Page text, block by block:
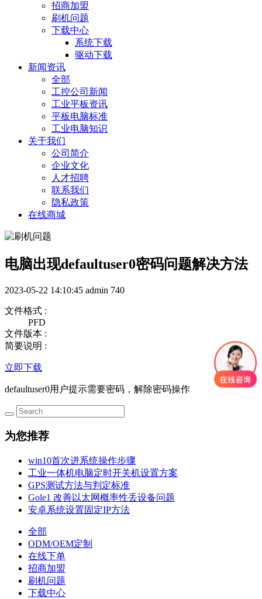
招商加盟
刷机问题
下载中心
系统下载
驱动下载
新闻资讯
全部
工控公司新闻
工业平板资讯
平板电脑标准
工业电脑知识
关于我们
公司简介
企业文化
人才招聘
联系我们
隐私政策
在线商城
电脑出现defaultuser0密码问题解决方法
2023-05-22 14:10:45 admin 740
文件格式 :
PFD
文件版本 :
简要说明 :
立即下载
defaultuser0用户提示需要密码，解除密码操作
为您推荐
win10首次进系统操作步骤
工业一体机电脑定时开关机设置方案
GPS测试方法与判定标准
Gole1 改善以太网概率性丢设备问题
安卓系统设置固定IP方法
全部
ODM/OEM定制
在线下单
招商加盟
刷机问题
下载中心